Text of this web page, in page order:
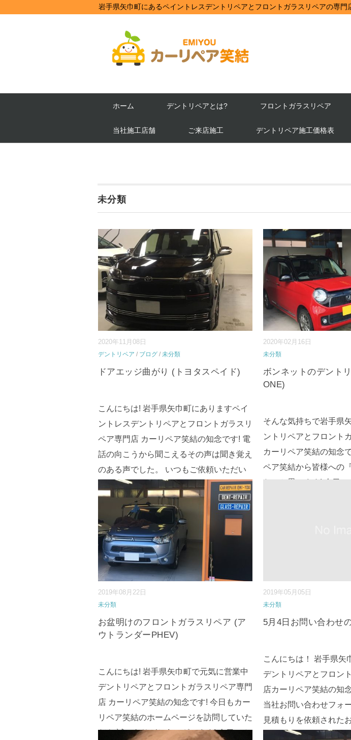
岩手県矢巾町にあるペイントレスデントリペアとフロントガラスリペアの専門
ホーム デントリペアとは? フロントガラスリペア
当社施工店舗 ご来店施工 デントリペア施工価格表
未分類
2020年11月08日
デントリペア / ブログ/ 未分類
ドアエッジ曲がり (トヨタスペイド)
こんにちは! 岩手県矢巾町にありますペイ
ントレスデントリペアとフロントガラスリ
ペア専門店 カーリペア笑結の知念です! 電
話の向こうから聞こえるその声は聞き覚え
のある声でした。 いつもご依頼いただい
たお車を施工後に見送る度に 『今後はお
車に何も起きませんように』と願うのです
が リピーター様のご来店⇒
続きを読む
...
2020年02月16日
未分類
ボンネットのデント
ONE)
そんな気持ちで岩手県
ントリペアとフロント
カーリペア笑結の知念
ペア笑結から皆様への
たいと思います! 今日
2019年08月22日
未分類
お盆明けのフロントガラスリペア (ア
ウトランダーPHEV)
こんにちは! 岩手県矢巾町で元気に営業中
デントリペアとフロントガラスリペア専門
店 カーリペア笑結の知念です! 今日もカー
リペア笑結のホームページを訪問していた
だき 誠にありがとうございます! 今日のカ
2019年05月05日
未分類
5月4日お問い合わせ
こんにちは！ 岩手県矢
デントリペアとフロン
店カーリペア笑結の知
当社お問い合わせフォ
見積もりを依頼された
します。 当社よりメー